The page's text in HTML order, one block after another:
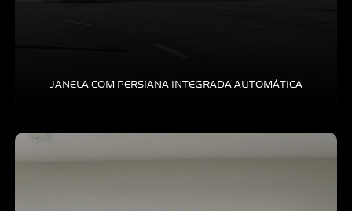
JANELA COM PERSIANA INTEGRADA AUTOMÁTICA